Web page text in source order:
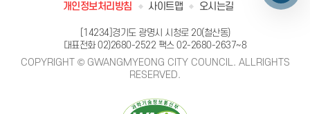
개인정보처리방침 사이트맵 오시는길
[14234]경기도 광명시 시청로 20(철산동)
대표전화02)2680-2522 팩스 02-2680-2637~8
COPYRIGHT © GWANGMYEONG CITY COUNCIL. ALLRIGHTS
RESERVED.